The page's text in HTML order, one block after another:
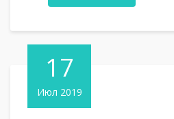
17
Июл 2019